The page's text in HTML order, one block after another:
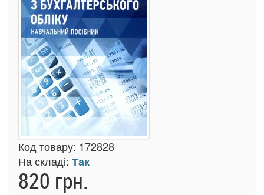
Код товару: 172828
На складі: Так
820 грн.